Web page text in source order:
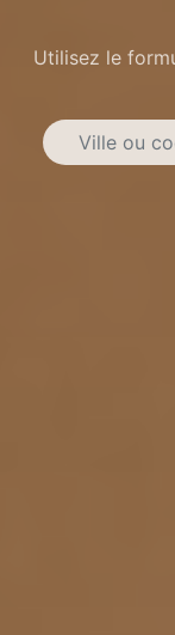
Utilisez le